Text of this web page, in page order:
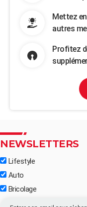
Mettez
autres
Profitez
NEWSLETTERS
Lifestyle
Auto
Bricolage